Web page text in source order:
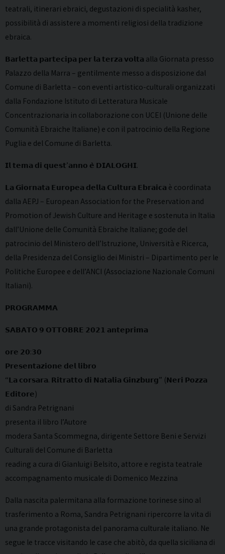
teatrali, itinerari ebraici, degustazioni di specialità kasher,
possibilità di assistere a momenti religiosi della tradizione
ebraica.
𝗕𝗮𝗿𝗹𝗲𝘁𝘁𝗮 𝗽𝗮𝗿𝘁𝗲𝗰𝗶𝗽𝗮 𝗽𝗲𝗿 𝗹𝗮 𝘁𝗲𝗿𝘇𝗮 𝘃𝗼𝗹𝘁𝗮 alla Giornata presso
Palazzo della Marra – gentilmente messo a disposizione dal
Comune di Barletta – con eventi artistico-culturali organizzati
dalla Fondazione Istituto di Letteratura Musicale
Concentrazionaria in collaborazione con UCEI (Unione delle
Comunità Ebraiche Italiane) e con il patrocinio della Regione
Puglia e del Comune di Barletta.
𝗜𝗹 𝘁𝗲𝗺𝗮 𝗱𝗶 𝗾𝘂𝗲𝘀𝘁’𝗮𝗻𝗻𝗼 𝗲̀ 𝗗𝗜𝗔𝗟𝗢𝗚𝗛𝗜.
𝗟𝗮 𝗚𝗶𝗼𝗿𝗻𝗮𝘁𝗮 𝗘𝘂𝗿𝗼𝗽𝗲𝗮 𝗱𝗲𝗹𝗹𝗮 𝗖𝘂𝗹𝘁𝘂𝗿𝗮 𝗘𝗯𝗿𝗮𝗶𝗰𝗮 è coordinata
dalla AEPJ – European Association for the Preservation and
Promotion of Jewish Culture and Heritage e sostenuta in Italia
dall’Unione delle Comunità Ebraiche Italiane; gode del
patrocinio del Ministero dell’Istruzione, Università e Ricerca,
della Presidenza del Consiglio dei Ministri – Dipartimento per le
Politiche Europee e dell’ANCI (Associazione Nazionale Comuni
Italiani).
𝗣𝗥𝗢𝗚𝗥𝗔𝗠𝗠𝗔
𝗦𝗔𝗕𝗔𝗧𝗢 𝟵 𝗢𝗧𝗧𝗢𝗕𝗥𝗘 𝟮𝟬𝟮𝟭 𝗮𝗻𝘁𝗲𝗽𝗿𝗶𝗺𝗮
𝗼𝗿𝗲 𝟮𝟬:𝟯𝟬
𝗣𝗿𝗲𝘀𝗲𝗻𝘁𝗮𝘇𝗶𝗼𝗻𝗲 𝗱𝗲𝗹 𝗹𝗶𝗯𝗿𝗼
“𝗟𝗮 𝗰𝗼𝗿𝘀𝗮𝗿𝗮. 𝗥𝗶𝘁𝗿𝗮𝘁𝘁𝗼 𝗱𝗶 𝗡𝗮𝘁𝗮𝗹𝗶𝗮 𝗚𝗶𝗻𝘇𝗯𝘂𝗿𝗴” (𝗡𝗲𝗿𝗶 𝗣𝗼𝘇𝘇𝗮
𝗘𝗱𝗶𝘁𝗼𝗿𝗲)
di Sandra Petrignani
presenta il libro l’Autore
modera Santa Scommegna, dirigente Settore Beni e Servizi
Culturali del Comune di Barletta
reading a cura di Gianluigi Belsito, attore e regista teatrale
accompagnamento musicale di Domenico Mezzina
Dalla nascita palermitana alla formazione torinese sino al
trasferimento a Roma, Sandra Petrignani ripercorre la vita di
una grande protagonista del panorama culturale italiano. Ne
segue le tracce visitando le case che abitò, da quella siciliana di